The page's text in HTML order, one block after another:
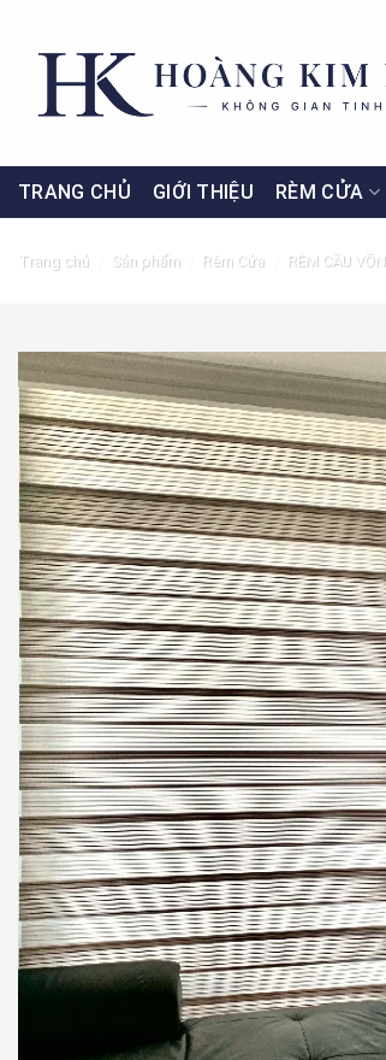
TRANG CHỦ GIỚI THIỆU RÈM CỬA
Trang chủ Sản phẩm Rèm Cửa RÈM CẦU